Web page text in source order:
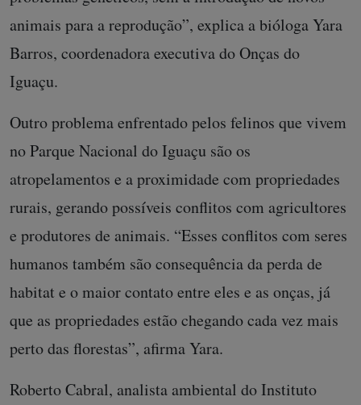
animais para a reprodução”, explica a bióloga Yara
Barros, coordenadora executiva do Onças do
Iguaçu.
Outro problema enfrentado pelos felinos que vivem
no Parque Nacional do Iguaçu são os
atropelamentos e a proximidade com propriedades
rurais, gerando possíveis conflitos com agricultores
e produtores de animais. “Esses conflitos com seres
humanos também são consequência da perda de
habitat e o maior contato entre eles e as onças, já
que as propriedades estão chegando cada vez mais
perto das florestas”, afirma Yara.
Roberto Cabral, analista ambiental do Instituto